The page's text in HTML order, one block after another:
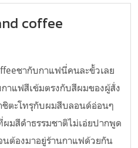
coffee
ชากับกาแฟนี่คนละขั้วเลย
าแฟสีเข้มตรงกับสีผมของผู้สั่ง
ชิตะโทรุกับผมสีบลอนด์อ่อนๆ
ผมสีดำธรรมชาติไม่เอ่ยปากพูด
นต้องมาอยู่ร้านกาแฟด้วยกัน